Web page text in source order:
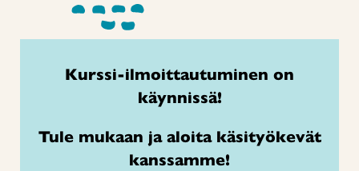
Kurssi-ilmoittautuminen on
käynnissä!
Tule mukaan ja aloita käsityökevät
kanssamme!